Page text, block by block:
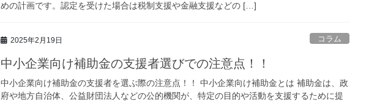
めの計画です。認定を受けた場合は税制支援や金融支援などの […]
2025年2月19日 コラム
中小企業向け補助金の支援者選びでの注意点！！
中小企業向け補助金の支援者を選ぶ際の注意点！！ 中小企業向け補助金とは 補助金は、政
府や地方自治体、公益財団法人などの公的機関が、特定の目的や活動を支援するために提